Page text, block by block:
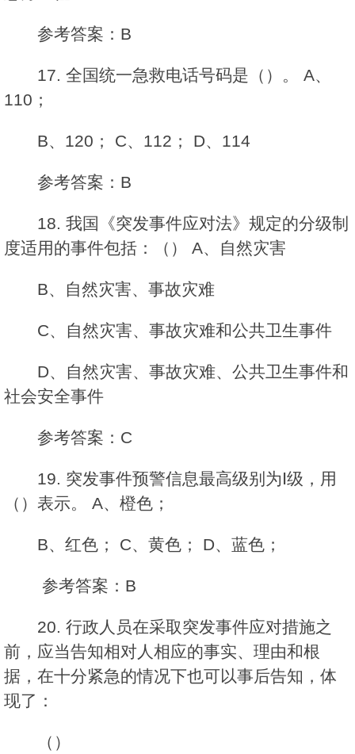
参考答案：B
17. 全国统一急救电话号码是（）。 A、
110；
B、120； C、112； D、114
参考答案：B
18. 我国《突发事件应对法》规定的分级制
度适用的事件包括：（） A、自然灾害
B、自然灾害、事故灾难
C、自然灾害、事故灾难和公共卫生事件
D、自然灾害、事故灾难、公共卫生事件和
社会安全事件
参考答案：C
19. 突发事件预警信息最高级别为Ⅰ级，用
（）表示。 A、橙色；
B、红色； C、黄色； D、蓝色；
参考答案：B
20. 行政人员在采取突发事件应对措施之
前，应当告知相对人相应的事实、理由和根
据，在十分紧急的情况下也可以事后告知，体
现了：
（）